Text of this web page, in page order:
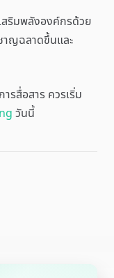
ริมพลังองค์กรด้วย
าญฉลาดขึ้นและ
รสื่อสาร ควรเริ่ม
วันนี้